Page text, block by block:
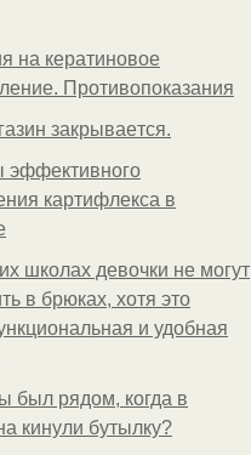
на кератиновое
Противопоказания
зaкрывaeтся.
эффективного
картифлекса в
школах девочки не могут
в брюках, хотя это
и удобная
был рядом, когда в
кинули бутылку?